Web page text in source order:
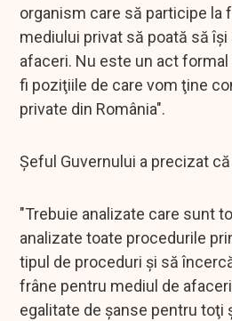
organism care să participe la
mediului privat să poată să
afaceri. Nu este un act
fi poziţiile de care vom ţine
private din România".
Şeful Guvernului a precizat
"Trebuie analizate care sunt
analizate toate procedurile
tipul de proceduri şi să
frâne pentru mediul de
egalitate de şanse pentru toţi